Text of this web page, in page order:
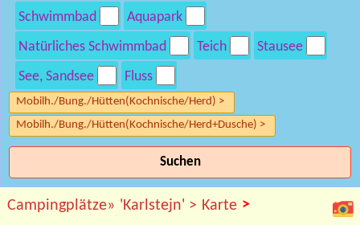
Schwimmbad
Aquapark
Natürliches Schwimmbad
Teich
Stausee
See, Sandsee
Fluss
Mobilh./Bung./Hütten(Kochnische/Herd) >
Mobilh./Bung./Hütten(Kochnische/Herd+Dusche) >
Suchen
Campingplätze» 'Karlstejn' > Karte >